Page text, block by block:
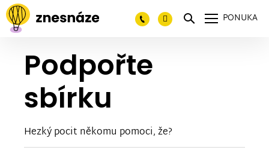
PONUKA
Podpořte
sbírku
Hezký pocit někomu pomoci, že?